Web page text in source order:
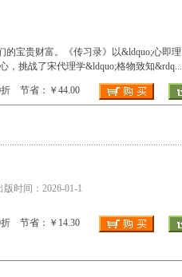
宝贵财富。《传习录》以&ldquo;心即理
，挑战了宋代理学&ldquo;格物致知&rdq...
节省：￥44.00
时间：2026-01-1
节省：￥14.30